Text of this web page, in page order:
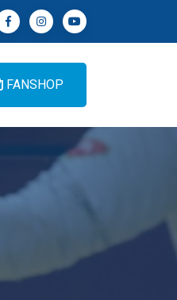
FANSHOP